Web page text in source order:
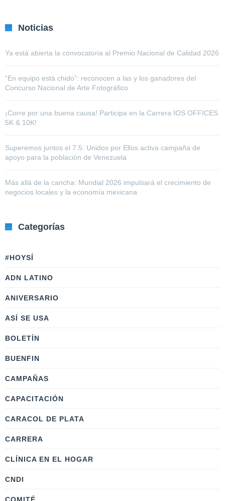
Noticias
Ya está abierta la convocatoria al Premio Nacional de Calidad 2026
“En equipo está chido”: reconocen a las y los ganadores del
Concurso Nacional de Arte Fotográfico
¡Corre por una buena causa! Participa en la Carrera IOS OFFICES
5K & 10K!
Superemos juntos el 7.5: Unidos por Ellos activa campaña de
apoyo para la población de Venezuela
Más allá de la cancha: Mundial 2026 impulsará el crecimiento de
negocios locales y la economía mexicana
Categorías
#HOYSÍ
ADN LATINO
ANIVERSARIO
ASÍ SE USA
BOLETÍN
BUENFIN
CAMPAÑAS
CAPACITACIÓN
CARACOL DE PLATA
CARRERA
CLÍNICA EN EL HOGAR
CNDI
COMITÉ